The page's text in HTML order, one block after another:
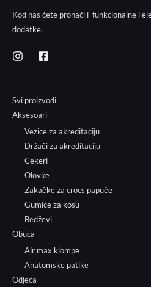
Kod nas ćete pronaći i funkcionalne i
dodatke.
Svi proizvodi
Aksesoari
Vezice za akreditaciju
Držači za akreditaciju
Cekeri
Olovke
Zakačke za crocs papuče
Gumice za kosu
Bedževi
Obuća
Air max klompe
Anatomske patike
Odjeća